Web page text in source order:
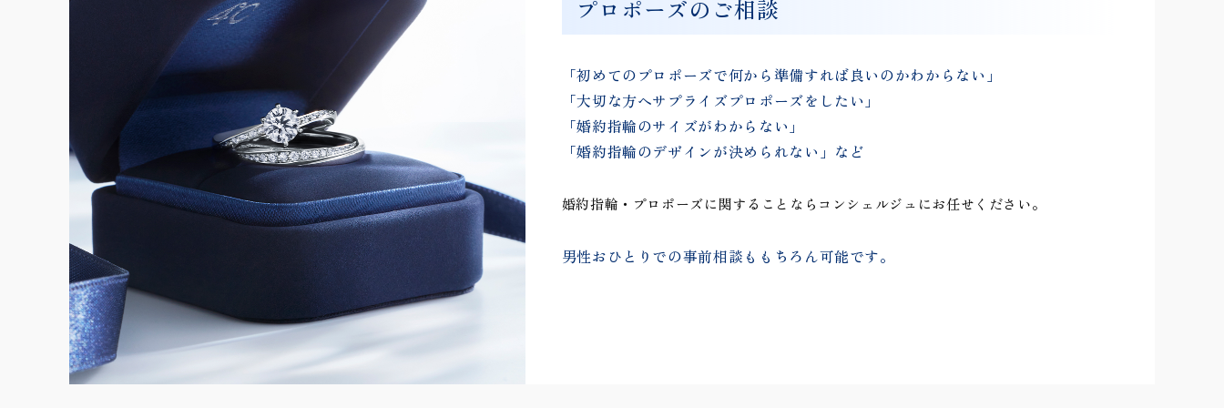
プロポーズのご相談
「初めてのプロポーズで何から準備すれば良いのかわからない」
「大切な方へサプライズプロポーズをしたい」
「婚約指輪のサイズがわからない」
「婚約指輪のデザインが決められない」など
婚約指輪・プロポーズに関することならコンシェルジュにお任せください。
男性おひとりでの事前相談ももちろん可能です。